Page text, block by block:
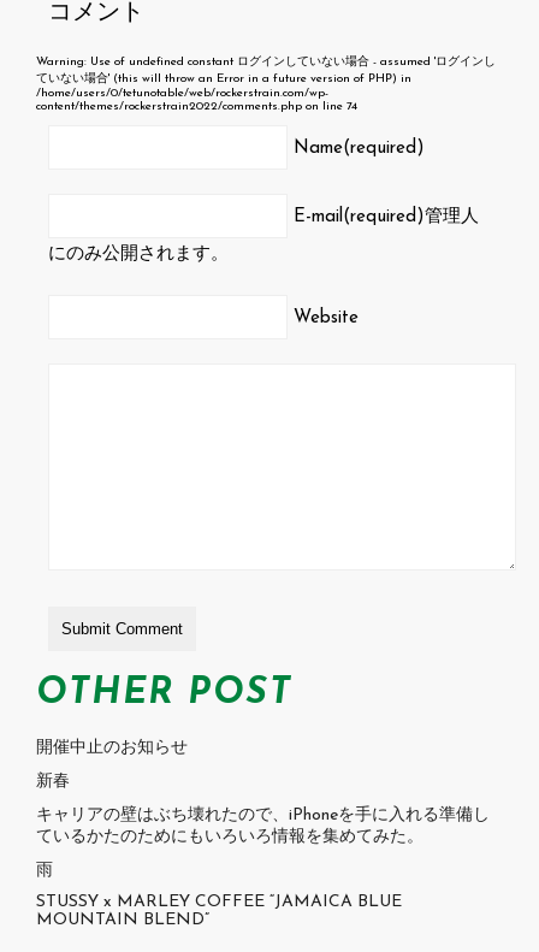
コメント
Warning: Use of undefined constant ログインしていない場合 - assumed 'ログインし
ていない場合' (this will throw an Error in a future version of PHP) in
/home/users/0/tetunotable/web/rockerstrain.com/wp-
content/themes/rockerstrain2022/comments.php on line74
Name(required)
E-mail(required)管理人
にのみ公開されます。
Website
OTHER POST
開催中止のお知らせ
新春
キャリアの壁はぶち壊れたので、iPhoneを手に入れる準備し
ているかたのためにもいろいろ情報を集めてみた。
雨
STUSSY x MARLEY COFFEE “JAMAICA BLUE
MOUNTAIN BLEND”